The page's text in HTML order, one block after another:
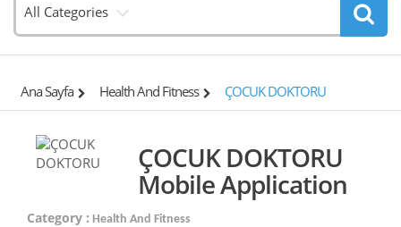
All Categories
Ana Sayfa Health And Fitness ÇOCUK DOKTORU
ÇOCUK DOKTORU
Mobile Application
Category : Health And Fitness